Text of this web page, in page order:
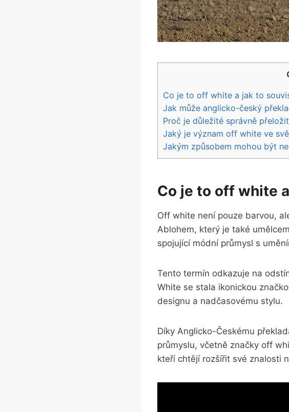
Co ⁣je to off white a jak to
Jak může anglicko-český
Proč je důležité správně​
Jaký je význam off white ve
Jakým způsobem mohou‌ být
Co ⁣je to off white
Off white není‍ pouze barvou,
⁣Ablohem, který je také
spojující módní průmysl s
Tento termín odkazuje na
White se stala ikonickou
designu a nadčasovému stylu.
Díky Anglicko-Českému
průmyslu, včetně ​značky ⁤off
kteří chtějí rozšířit své znalosti